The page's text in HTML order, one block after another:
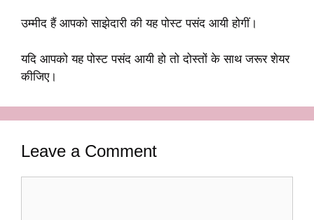
उम्मीद हैं आपको साझेदारी की यह पोस्ट पसंद आयी होगीं।
यदि आपको यह पोस्ट पसंद आयी हो तो दोस्तों के साथ जरूर शेयर
कीजिए।
Leave a Comment